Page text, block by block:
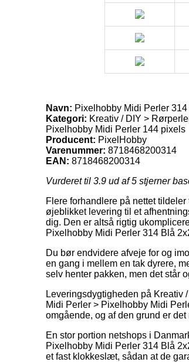
Navn: Pixelhobby Midi Perler
Kategori: Kreativ / DIY >
Pixelhobby Midi Perler 144 pixels
Producent: PixelHobby
Varenummer: 8718468200314
EAN: 8718468200314
Vurderet til 3.9 ud af 5 stjerner
Flere forhandlere på nettet
øjeblikket levering til et
dig. Den er altså rigtig
Pixelhobby Midi Perler 314 Blå
Du bør endvidere afveje for og
en gang i mellem en tak dyrere,
selv henter pakken, men det står
Leveringsdygtigheden på Kreativ
Midi Perler > Pixelhobby Midi
omgående, og af den grund er
En stor portion netshops i
Pixelhobby Midi Perler 314 Blå
et fast klokkeslæt, sådan at de